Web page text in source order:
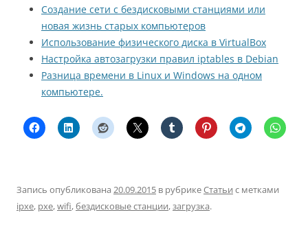
Создание сети с бездисковыми станциями или
новая жизнь старых компьютеров
Использование физического диска в VirtualBox
Настройка автозагрузки правил iptables в Debian
Разница времени в Linux и Windows на одном
компьютере.
Запись опубликована 20.09.2015 в рубрикеСтатьи с метками
ipxe, pxe,wifi,бездисковые станции,загрузка.